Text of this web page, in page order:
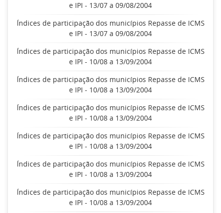
e IPI - 13/07 a 09/08/2004
Índices de participação dos municípios Repasse de ICMS
e IPI - 13/07 a 09/08/2004
Índices de participação dos municípios Repasse de ICMS
e IPI - 10/08 a 13/09/2004
Índices de participação dos municípios Repasse de ICMS
e IPI - 10/08 a 13/09/2004
Índices de participação dos municípios Repasse de ICMS
e IPI - 10/08 a 13/09/2004
Índices de participação dos municípios Repasse de ICMS
e IPI - 10/08 a 13/09/2004
Índices de participação dos municípios Repasse de ICMS
e IPI - 10/08 a 13/09/2004
Índices de participação dos municípios Repasse de ICMS
e IPI - 10/08 a 13/09/2004